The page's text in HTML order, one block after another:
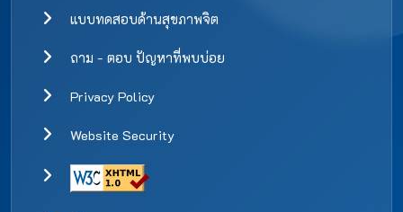
แบบทดสอบด้านสุขภาพจิต
ถาม - ตอบ ปัญหาที่พบบ่อย
Privacy Policy
Website Security